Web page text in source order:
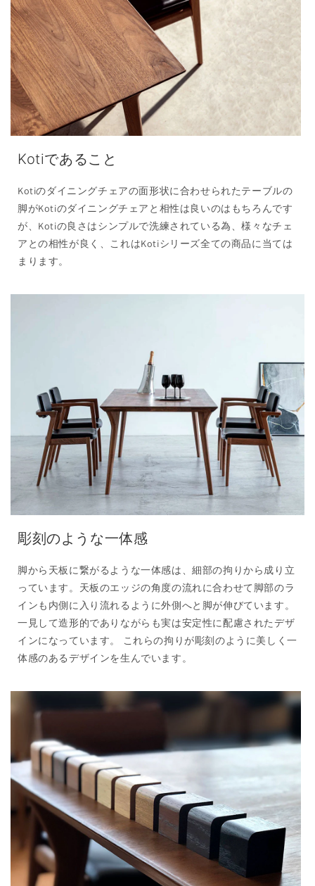
Kotiであること
Kotiのダイニングチェアの面形状に合わせられたテーブルの
脚がKotiのダイニングチェアと相性は良いのはもちろんです
が、Kotiの良さはシンプルで洗練されている為、様々なチェ
アとの相性が良く、これはKotiシリーズ全ての商品に当ては
まります。
彫刻のような一体感
脚から天板に繋がるような一体感は、細部の拘りから成り立
っています。天板のエッジの角度の流れに合わせて脚部のラ
インも内側に入り流れるように外側へと脚が伸びています。
一見して造形的でありながらも実は安定性に配慮されたデザ
インになっています。 これらの拘りが彫刻のように美しく一
体感のあるデザインを生んでいます。